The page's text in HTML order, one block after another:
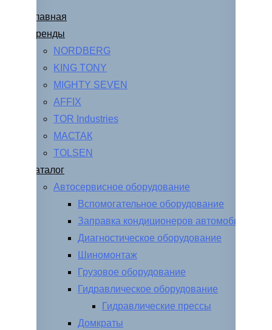
Главная
Бренды
NORDBERG
KING TONY
MIGHTY SEVEN
AFFIX
TOR Industries
МАСТАК
TOLSEN
Каталог
Автосервисное оборудование
Вспомогательное оборудование
Заправка кондиционеров автомобиля
Диагностическое оборудование
Шиномонтаж
Грузовое оборудование
Гидравлическое оборудование
Гидравлические прессы
Домкраты